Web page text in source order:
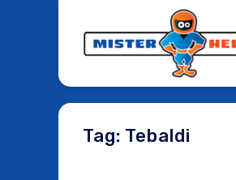
Tag: Tebaldi